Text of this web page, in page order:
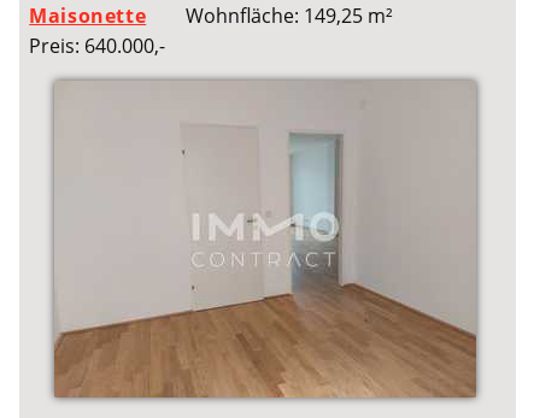
Maisonette
Wohnfläche: 149,25 m²
Preis: 640.000,-